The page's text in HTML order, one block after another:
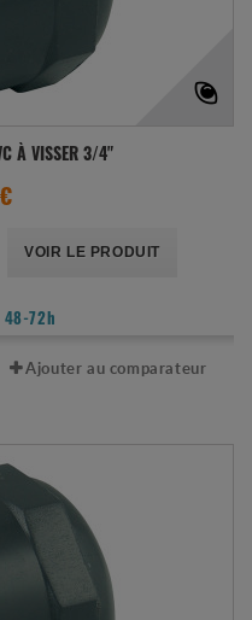
À VISSER 3/4"
VOIR LE PRODUIT
48-72h
Ajouter au comparateur